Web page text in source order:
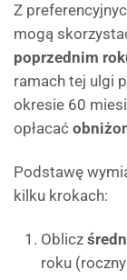
Z
mogą
poprzednim
ramach tej ulgi
okresie 60
opłacać
Podstawę
kilku krokach:
Oblicz
roku